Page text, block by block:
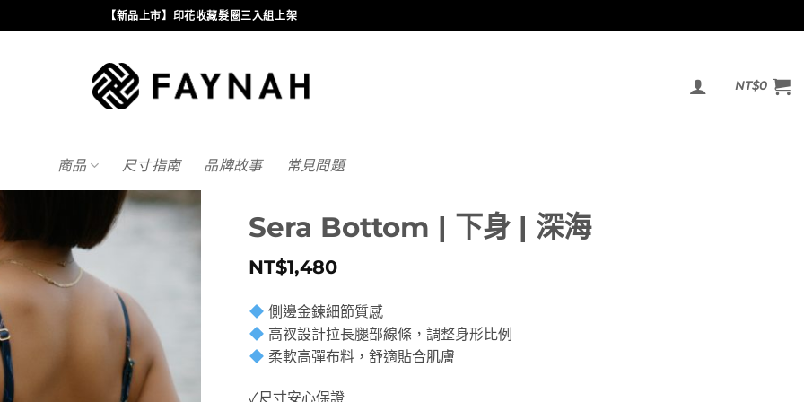
【新品上市】印花收藏髮圈三入組上架
NT$0
商品 尺寸指南 品牌故事 常見問題
Sera Bottom | 下身 | 深海
NT$1,480
側邊金鍊細節質感
高衩設計拉長腿部線條，調整身形比例
柔軟高彈布料，舒適貼合肌膚
✓尺寸安心保證